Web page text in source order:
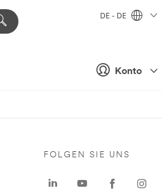
Konto
DE - DE
FOLGEN SIE UNS